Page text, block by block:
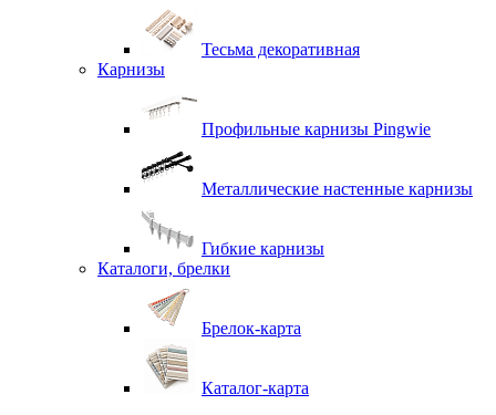
Тесьма декоративная
Карнизы
Профильные карнизы Pingwie
Металлические настенные карнизы
Гибкие карнизы
Каталоги, брелки
Брелок-карта
Каталог-карта